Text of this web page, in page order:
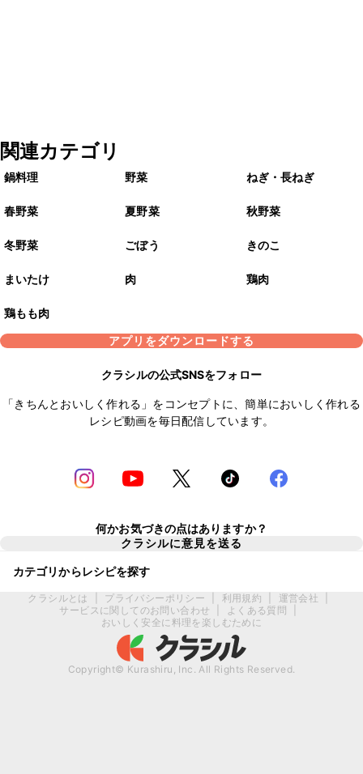
関連カテゴリ
鍋料理 野菜 ねぎ・長ねぎ
春野菜 夏野菜 秋野菜
冬野菜 ごぼう きのこ
まいたけ 肉 鶏肉
鶏もも肉
アプリをダウンロードする
クラシルの公式SNSをフォロー
「きちんとおいしく作れる」をコンセプトに、簡単においしく作れる
レシピ動画を毎日配信しています。
何かお気づきの点はありますか？
クラシルに意見を送る
カテゴリからレシピを探す
クラシルとは プライバシーポリシー 利用規約 運営会社
サービスに関してのお問い合わせ
よくある質問
おいしく安全に料理を楽しむために
Copyright© Kurashiru, Inc. All Rights Reserved.